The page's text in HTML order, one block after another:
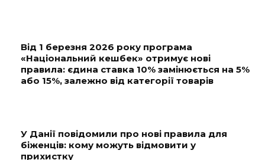
Від 1 березня 2026 року програма
«Національний кешбек» отримує нові
правила: єдина ставка 10% замінюється на 5%
або 15%, залежно від категорії товарів
У Данії повідомили про нові правила для
біженців: кому можуть відмовити у
прихистку